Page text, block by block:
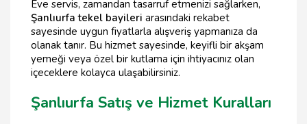
Eve servis, zamandan tasarruf etmenizi sağlarken,
Şanlıurfa tekel bayileri arasındaki rekabet
sayesinde uygun fiyatlarla alışveriş yapmanıza da
olanak tanır. Bu hizmet sayesinde, keyifli bir akşam
yemeği veya özel bir kutlama için ihtiyacınız olan
içeceklere kolayca ulaşabilirsiniz.
Şanlıurfa Satış ve Hizmet Kuralları